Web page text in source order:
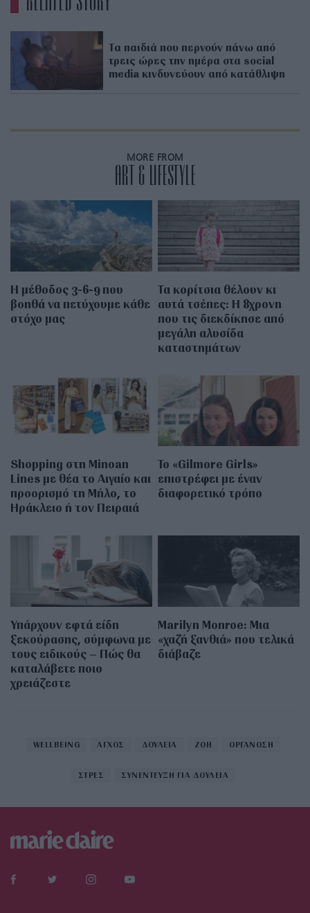
Τα παιδιά που περνούν πάνω από
τρεις ώρες την ημέρα στα social
media κινδυνεύουν από κατάθλιψη
MORE FROM
ART & LIFESTYLE
Η μέθοδος 3-6-9 που
βοηθά να πετύχουμε κάθε
στόχο μας
Τα κορίτσια θέλουν κι
αυτά τσέπες: Η 8χρονη
που τις διεκδίκησε από
μεγάλη αλυσίδα
καταστημάτων
Shopping στη Minoan
Lines με θέα το Αιγαίο και
προορισμό τη Μήλο, το
Ηράκλειο ή τον Πειραιά
Το «Gilmore Girls»
επιστρέφει με έναν
διαφορετικό τρόπο
Υπάρχουν εφτά είδη
ξεκούρασης, σύμφωνα με
τους ειδικούς – Πώς θα
καταλάβετε ποιο
χρειάζεστε
Marilyn Monroe: Μια
«χαζή ξανθιά» που τελικά
διάβαζε
WELLBEING ΑΓΧΟΣ ΔΟΥΛΕΙΑ ΖΩΗ ΟΡΓΑΝΩΣΗ
ΣΤΡΕΣ ΣΥΝΕΝΤΕΥΞΗ ΓΙΑ ΔΟΥΛΕΙΑ